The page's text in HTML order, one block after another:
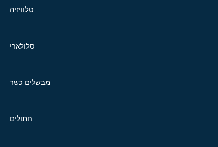
טלוויזיה
סלולארי
מבשלים כשר
חתולים